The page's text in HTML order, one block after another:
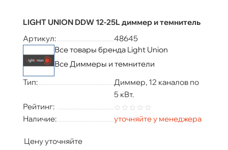
LIGHT UNION DDW 12-25L диммер и темнитель
Артикул:
48645
Все товары бренда Light Union
Все Диммеры и темнители
Тип:
Диммер, 12 каналов по
5 кВт.
Рейтинг:
Наличие:
уточняйте у менеджера
Цену уточняйте